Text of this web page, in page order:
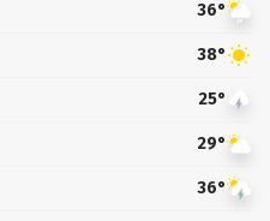
36°
38°
25°
29°
36°